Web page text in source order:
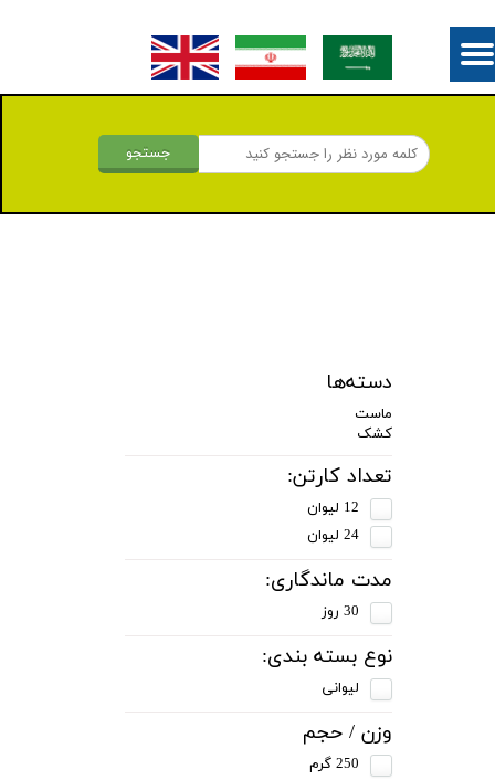
جستجو
دسته‌ها
ماست
کشک
تعداد کارتن:
12 لیوان
24 لیوان
مدت ماندگاری:
30 روز
نوع بسته بندی:
لیوانی
وزن / حجم
250 گرم